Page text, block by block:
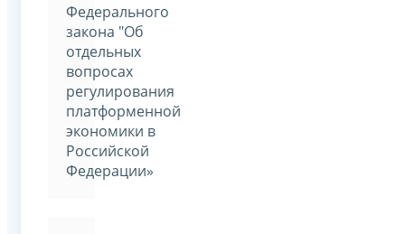
Федерального
закона "Об
отдельных
вопросах
регулирования
платформенной
экономики в
Российской
Федерации»